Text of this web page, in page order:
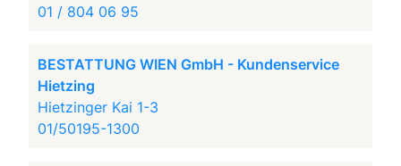
01 / 804 06 95
BESTATTUNG WIEN GmbH - Kundenservice
Hietzing
Hietzinger Kai 1-3
01/50195-1300